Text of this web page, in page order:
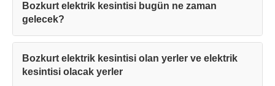
Bozkurt elektrik kesintisi bugün ne zaman
gelecek?
Bozkurt elektrik kesintisi olan yerler ve elektrik
kesintisi olacak yerler